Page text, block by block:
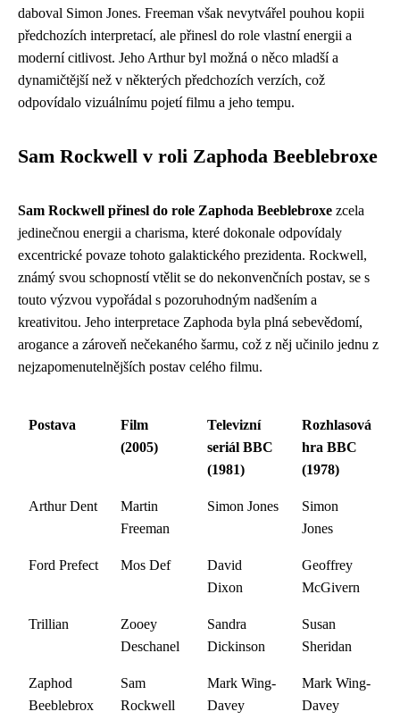
daboval Simon Jones. Freeman však nevytvářel pouhou kopii
předchozích interpretací, ale přinesl do role vlastní energii a
moderní citlivost. Jeho Arthur byl možná o něco mladší a
dynamičtější než v některých předchozích verzích, což
odpovídalo vizuálnímu pojetí filmu a jeho tempu.
Sam Rockwell v roli Zaphoda Beeblebroxe
Sam Rockwell přinesl do role Zaphoda Beeblebroxe zcela
jedinečnou energii a charisma, které dokonale odpovídaly
excentrické povaze tohoto galaktického prezidenta. Rockwell,
známý svou schopností vtělit se do nekonvenčních postav, se s
touto výzvou vypořádal s pozoruhodným nadšením a
kreativitou. Jeho interpretace Zaphoda byla plná sebevědomí,
arogance a zároveň nečekaného šarmu, což z něj učinilo jednu z
nejzapomenutelnějších postav celého filmu.
Postava
Film
(2005)
Televizní
seriál BBC
(1981)
Rozhlasová
hra BBC
(1978)
Arthur Dent
Martin
Freeman
Simon Jones
Simon
Jones
Ford Prefect Mos Def
David
Dixon
Geoffrey
McGivern
Trillian
Zooey
Deschanel
Sandra
Dickinson
Susan
Sheridan
Zaphod
Beeblebrox
Sam
Rockwell
Mark Wing-
Davey
Mark Wing-
Davey